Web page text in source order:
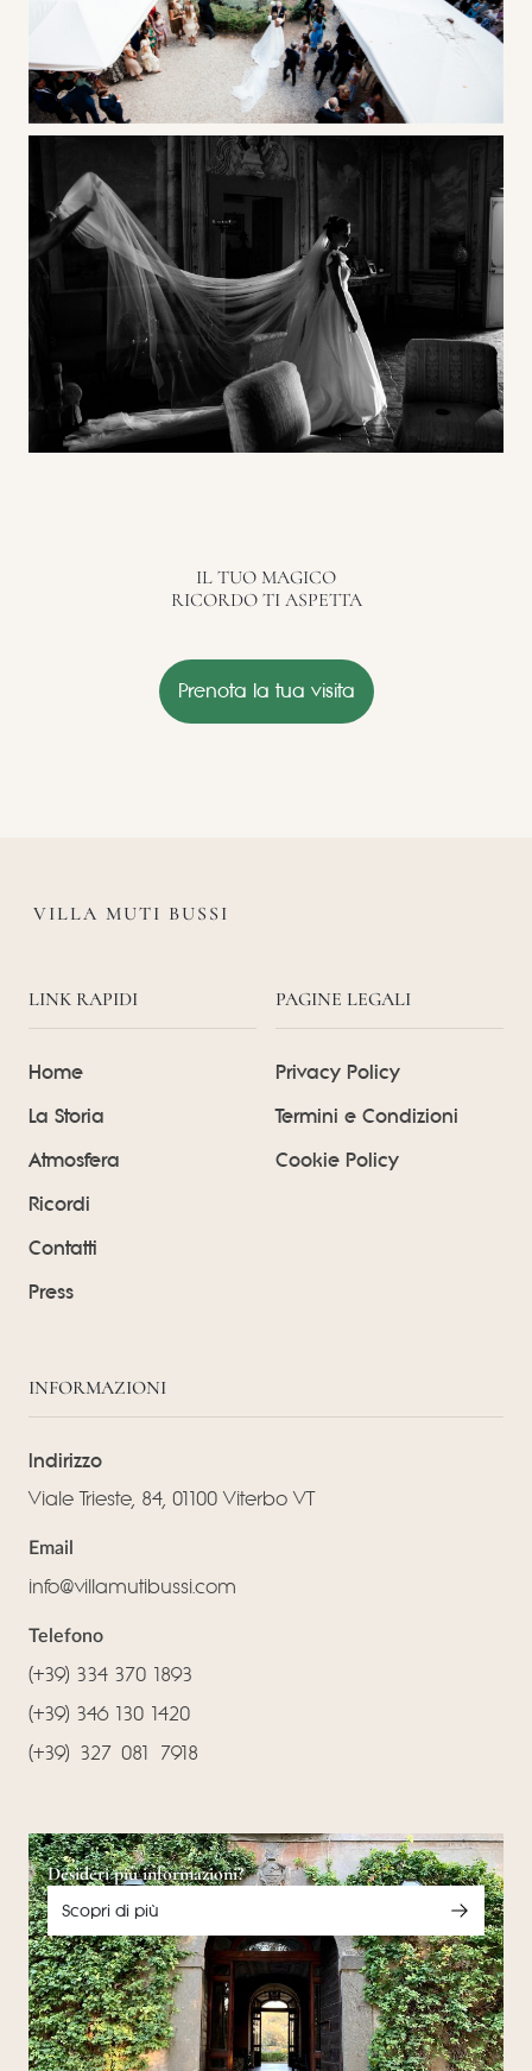
IL TUO MAGICO
RICORDO TI ASPETTA
Prenota la tua visita
VILLA MUTI BUSSI
LINK RAPIDI
Home
La Storia
Atmosfera
Ricordi
Contatti
Press
PAGINE LEGALI
Privacy Policy
Termini e Condizioni
Cookie Policy
INFORMAZIONI
Indirizzo
Viale Trieste, 84, 01100 Viterbo VT
Email
info@villamutibussi.com
Telefono
(+39) 334 370 1893
(+39) 346 130 1420
(‪+39) 327 081 7918‬
Desideri più informazioni?
Scopri di più